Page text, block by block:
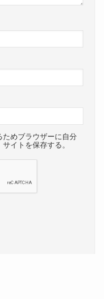
めブラウザーに自分
イトを保存する。